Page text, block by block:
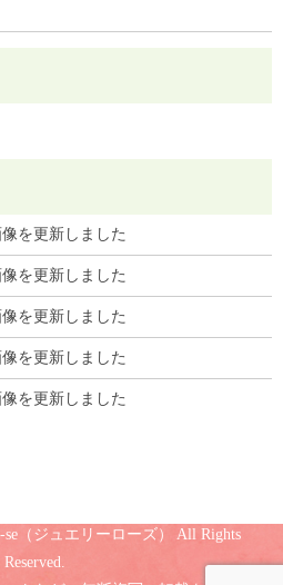
を更新しました
を更新しました
を更新しました
を更新しました
を更新しました
（ジュエリーローズ） All Rights
Reserved.